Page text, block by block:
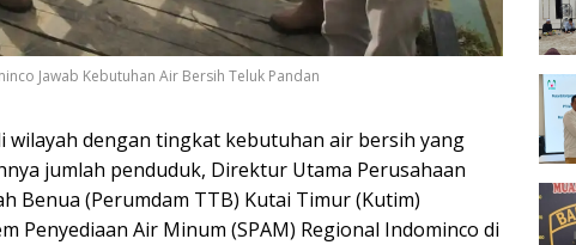
Jawab Kebutuhan Air Bersih Teluk Pandan
wilayah dengan tingkat kebutuhan air bersih yang
jumlah penduduk, Direktur Utama Perusahaan
Benua (Perumdam TTB) Kutai Timur (Kutim)
Penyediaan Air Minum (SPAM) Regional Indominco di